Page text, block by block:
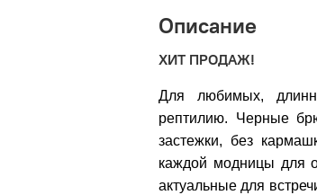
Описание
ХИТ ПРОДАЖ!
Для любимых,
рептилию. Черные
застежки, без
каждой модницы для
актуальные для